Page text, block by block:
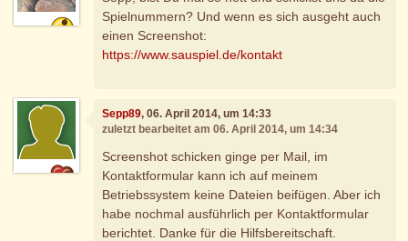
Spielnummern? Und wenn es sich ausgeht auch
einen Screenshot:
https://www.sauspiel.de/kontakt
Sepp89, 06. April 2014, um 14:33
zuletzt bearbeitet am 06. April 2014, um 14:34
Screenshot schicken ginge per Mail, im
Kontaktformular kann ich auf meinem
Betriebssystem keine Dateien beifügen. Aber ich
habe nochmal ausführlich per Kontaktformular
berichtet. Danke für die Hilfsbereitschaft.